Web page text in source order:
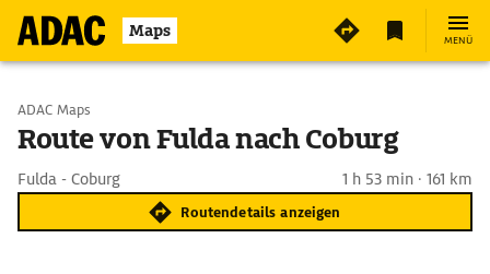
Maps MENÜ
Start wählen
ADAC Maps
Route von Fulda nach Coburg
Fulda - Coburg 1 h 53 min · 161 km
Routendetails anzeigen